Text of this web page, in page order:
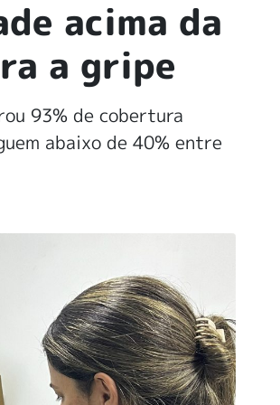
acima da
a gripe
93% de cobertura
abaixo de 40% entre